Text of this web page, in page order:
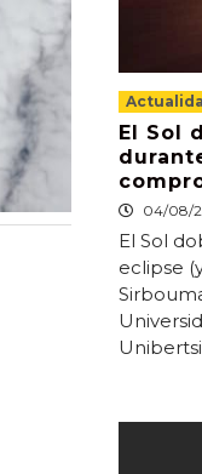
El Sol
04/08/
El Sol
eclipse